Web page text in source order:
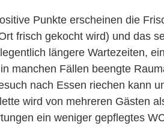
Punkte erscheinen die
frisch gekocht wird) und das
längere Wartezeiten,
manchen Fällen beengte
nach Essen riechen kann
wird von mehreren Gästen
ein weniger gepflegtes